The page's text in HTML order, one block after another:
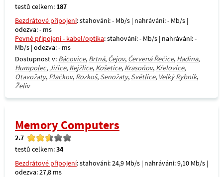
testů celkem: 187
Bezdrátové připojení: stahování: - Mb/s | nahrávání: - Mb/s |
odezva: - ms
Pevné připojení - kabel/optika: stahování: - Mb/s | nahrávání: -
Mb/s | odezva: - ms
Dostupnost v: Bácovice, Brtná, Čejov, Červená Řečice, Hadina,
Humpolec, Jiřice, Kejžlice, Košetice, Krasoňov, Křelovice,
Otavožaty, Plačkov, Rozkoš, Senožaty, Světlice, Velký Rybník,
Želiv
Memory Computers
2.7
testů celkem:34
Bezdrátové připojení: stahování: 24,9 Mb/s | nahrávání: 9,10 Mb/s |
odezva: 27,8 ms